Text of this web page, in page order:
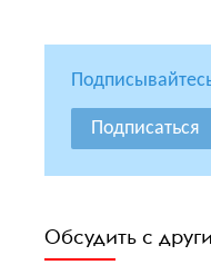
Подписаться
Обсудить с